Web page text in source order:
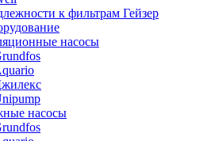
к фильтрам Гейзер
насосы
насосы